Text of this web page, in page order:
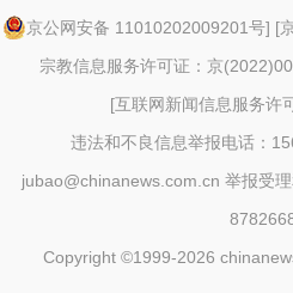
京公网安备 11010202009201号] [
宗教信息服务许可证：京
[互联网新闻信息服务许
违法和不良信息举报电话：
jubao@chinanews.com.cn 举报受
Copyright ©1999-2026